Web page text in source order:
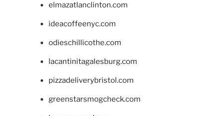
elmazatlanclinton.com
ideacoffeenyc.com
odieschillicothe.com
lacantinitagalesburg.com
pizzadeliverybristol.com
greenstarsmogcheck.com